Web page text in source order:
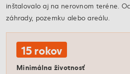
inštalovalo aj na nerovnom teréne.
záhrady, pozemku alebo areálu.
15 rokov
Minimálna životnosť